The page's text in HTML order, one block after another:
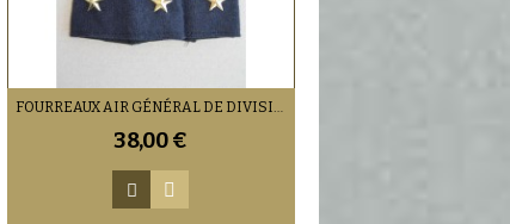
FOURREAUX AIR GÉNÉRAL DE DIVISION
38,00 €